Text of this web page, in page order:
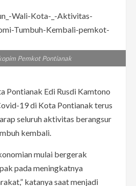
Pemkot Pontianak
Pontianak Edi Rusdi Kamtono
19 di Kota Pontianak terus
seluruh aktivitas berangsur
kembali.
mulai bergerak
pada meningkatnya
katanya saat menjadi